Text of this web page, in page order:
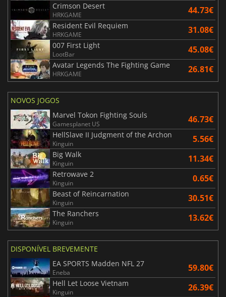
Crimson Desert
HRKGAME 44.73€
Resident Evil Requiem
HRKGAME 31.08€
007 First Light
LootBar 45.08€
Avatar Legends The Fighting Game
HRKGAME 26.81€
NOVOS JOGOS
Marvel Tokon Fighting Souls
Gamesplanet US 46.73€
HellSlave II Judgment of the Archon
Kinguin 5.56€
Big Walk
Kinguin 11.34€
Retrowave 2
Kinguin 0.65€
Beast of Reincarnation
Kinguin 30.51€
The Ranchers
Kinguin 13.62€
DISPONÍVEL BREVEMENTE
EA SPORTS Madden NFL 27
Eneba 59.80€
Hell Let Loose Vietnam
Kinguin 26.39€